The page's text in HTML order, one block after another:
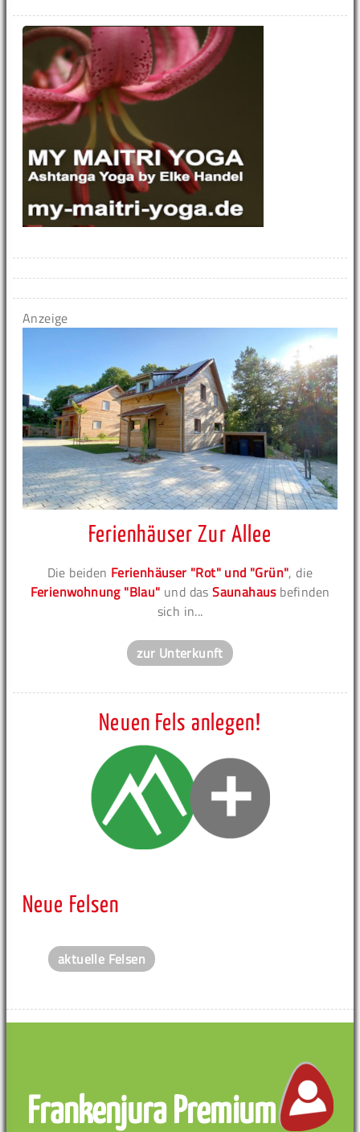
Anzeige
Ferienhäuser Zur Allee
Die beiden Ferienhäuser "Rot" und "Grün", die
Ferienwohnung "Blau" und dasSaunahausbefinden
sich in...
zur Unterkunft
Neuen Fels anlegen!
Neue Felsen
aktuelle Felsen
Frankenjura Premium